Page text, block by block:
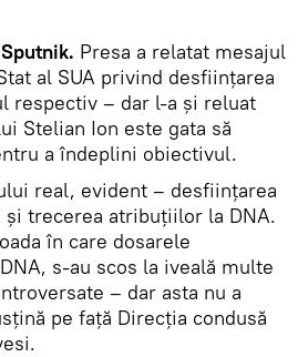
Presa a relatat mesajul
al SUA privind desființarea
respectiv – dar l-a și reluat
Stelian Ion este gata să
a îndeplini obiectivul.
real, evident – desființarea
trecerea atribuțiilor la DNA.
în care dosarele
s-au scos la iveală multe
– dar asta nu a
pe față Direcția condusă